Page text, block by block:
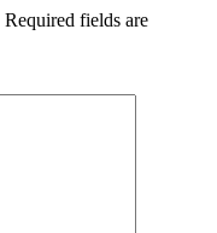
Required fields are